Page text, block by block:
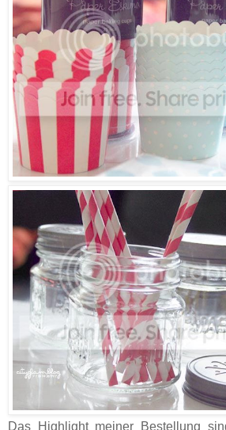
Das Highlight meiner Bestellung